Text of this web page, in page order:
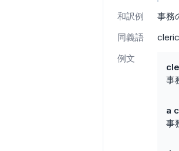
和訳例 事務
同義語
例文
事
a
事